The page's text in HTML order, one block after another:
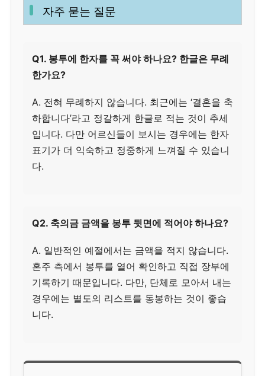
자주 묻는 질문
Q1. 봉투에 한자를 꼭 써야 하나요? 한글은 무례
한가요?
A. 전혀 무례하지 않습니다. 최근에는 ‘결혼을 축
하합니다’라고 정갈하게 한글로 적는 것이 추세
입니다. 다만 어르신들이 보시는 경우에는 한자
표기가 더 익숙하고 정중하게 느껴질 수 있습니
다.
Q2. 축의금 금액을 봉투 뒷면에 적어야 하나요?
A. 일반적인 예절에서는 금액을 적지 않습니다.
혼주 측에서 봉투를 열어 확인하고 직접 장부에
기록하기 때문입니다. 다만, 단체로 모아서 내는
경우에는 별도의 리스트를 동봉하는 것이 좋습
니다.